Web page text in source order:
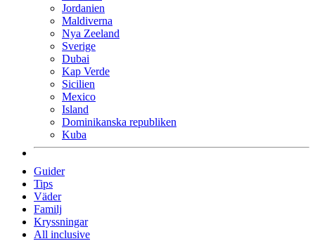
Jordanien
Maldiverna
Nya Zeeland
Sverige
Dubai
Kap Verde
Sicilien
Mexico
Island
Dominikanska republiken
Kuba
Guider
Tips
Väder
Familj
Kryssningar
All inclusive